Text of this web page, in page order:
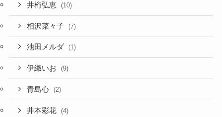
井桁弘恵 (10)
相沢菜々子 (7)
池田メルダ (1)
伊織いお (9)
青島心 (2)
井本彩花 (4)